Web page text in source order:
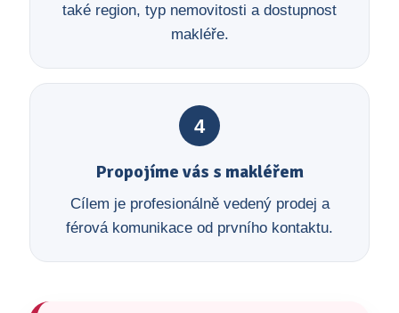
také region, typ nemovitosti a dostupnost
makléře.
4
Propojíme vás s makléřem
Cílem je profesionálně vedený prodej a
férová komunikace od prvního kontaktu.